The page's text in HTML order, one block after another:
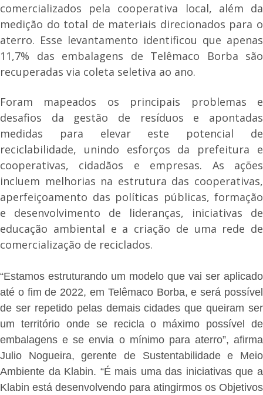
comercializados pela cooperativa local, além da
medição do total de materiais direcionados para o
aterro. Esse levantamento identificou que apenas
11,7% das embalagens de Telêmaco Borba são
recuperadas via coleta seletiva ao ano.
Foram mapeados os principais problemas e
desafios da gestão de resíduos e apontadas
medidas para elevar este potencial de
reciclabilidade, unindo esforços da prefeitura e
cooperativas, cidadãos e empresas. As ações
incluem melhorias na estrutura das cooperativas,
aperfeiçoamento das políticas públicas, formação
e desenvolvimento de lideranças, iniciativas de
educação ambiental e a criação de uma rede de
comercialização de reciclados.
“Estamos estruturando um modelo que vai ser aplicado
até o fim de 2022, em Telêmaco Borba, e será possível
de ser repetido pelas demais cidades que queiram ser
um território onde se recicla o máximo possível de
embalagens e se envia o mínimo para aterro”, afirma
Julio Nogueira, gerente de Sustentabilidade e Meio
Ambiente da Klabin. “É mais uma das iniciativas que a
Klabin está desenvolvendo para atingirmos os Objetivos